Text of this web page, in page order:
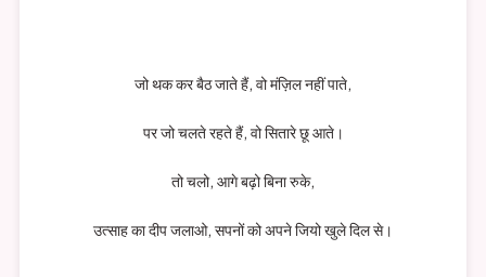
जो थक कर बैठ जाते हैं, वो मंज़िल नहीं पाते,
पर जो चलते रहते हैं, वो सितारे छू आते।
तो चलो, आगे बढ़ो बिना रुके,
उत्साह का दीप जलाओ, सपनों को अपने जियो खुले दिल से।